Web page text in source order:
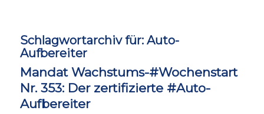
Schlagwortarchiv für: Auto-
Aufbereiter
Mandat Wachstums-#Wochenstart
Nr. 353: Der zertifizierte #Auto-
Aufbereiter